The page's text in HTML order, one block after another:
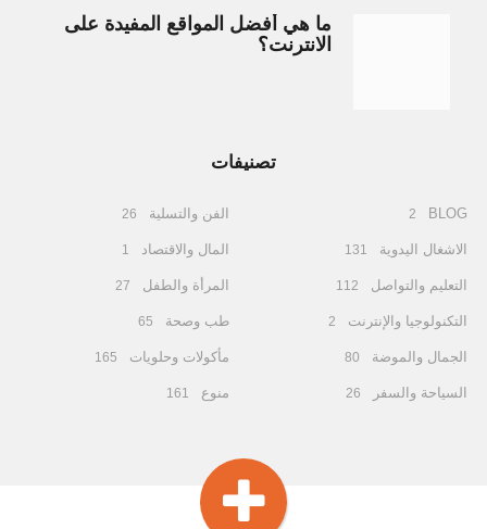
ما هي أفضل المواقع المفيدة على
الانترنت؟
تصنيفات
BLOG
2
الاشغال اليدوية 131
التعليم والتواصل 112
التكنولوجيا والإنترنت 2
الجمال والموضة 80
السياحة والسفر 26
الفن والتسلية 26
المال والاقتصاد 1
المرأة والطفل 27
طب وصحة 65
مأكولات وحلويات 165
منوع 161